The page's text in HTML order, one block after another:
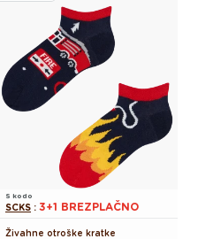
S kodo
SCKS : 3+1 BREZPLAČNO
Živahne otroške kratke